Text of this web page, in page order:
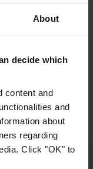
About
decide which
content and
and
about
regarding
Click "OK" to
KONTAKT OS